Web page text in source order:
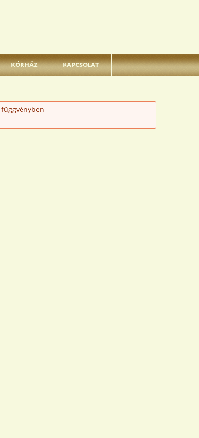
KÓRHÁZ KAPCSOLAT
függvényben